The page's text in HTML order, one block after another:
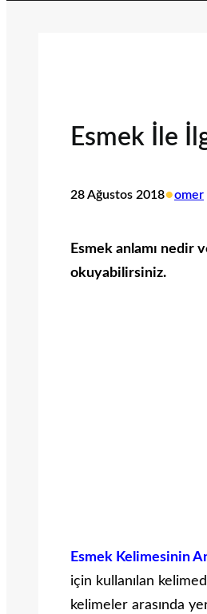
Esmek İle
28 Ağustos 2018•omer
Esmek anlamı nedir
okuyabilirsiniz.
Esmek Kelimesinin
için kullanılan
kelimeler arasında